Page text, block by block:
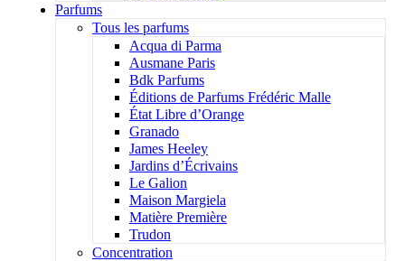
Parfums
Tous les parfums
Acqua di Parma
Ausmane Paris
Bdk Parfums
Éditions de Parfums Frédéric Malle
État Libre d’Orange
Granado
James Heeley
Jardins d’Écrivains
Le Galion
Maison Margiela
Matière Première
Trudon
Concentration